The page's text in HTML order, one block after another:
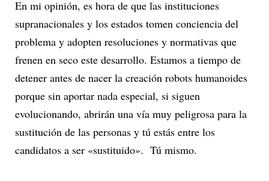
En mi opinión, es hora de que las instituciones
supranacionales y los estados tomen conciencia del
problema y adopten resoluciones y normativas que
frenen en seco este desarrollo. Estamos a tiempo de
detener antes de nacer la creación robots humanoides
porque sin aportar nada especial, si siguen
evolucionando, abrirán una vía muy peligrosa para la
sustitución de las personas y tú estás entre los
candidatos a ser «sustituido». Tú mismo.